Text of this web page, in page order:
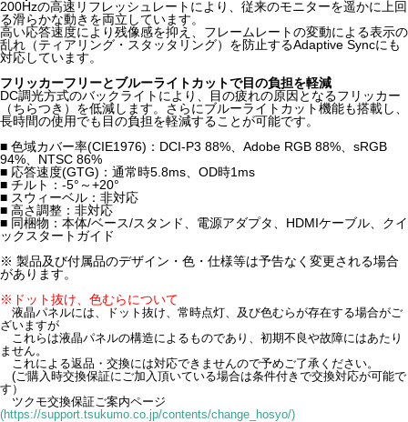
200Hzの高速リフレッシュレートにより、従来のモニターを遥かに上回
る滑らかな動きを両立しています。
高い応答速度により残像感を抑え、フレームレートの変動による表示の
乱れ（ティアリング・スタッタリング）を防止するAdaptive Syncにも
対応しています。
フリッカーフリーとブルーライトカットで目の負担を軽減
DC調光方式のバックライトにより、目の疲れの原因となるフリッカー
（ちらつき）を低減します。さらにブルーライトカット機能も搭載し、
長時間の使用でも目の負担を軽減することが可能です。
■ 色域カバー率(CIE1976)：DCI-P3 88%、Adobe RGB 88%、sRGB
94%、NTSC 86%
■ 応答速度(GTG)：通常時5.8ms、OD時1ms
■ チルト：-5°～+20°
■ スウィーベル：非対応
■ 高さ調整：非対応
■ 同梱物：本体/ベース/スタンド、電源アダプタ、HDMIケーブル、クイ
ックスタートガイド
※ 製品及び付属品のデザイン・色・仕様等は予告なく変更される場合
があります。
※ドット抜け、色むらについて
液晶パネルには、ドット抜け、常時点灯、及び色むらが存在する場合がご
ざいますが
これらは液晶パネルの構造によるものであり、初期不良や故障にはあたり
ません。
これによる返品・交換には対応できませんので予めご了承ください。
(ご購入時交換保証にご加入頂いている場合は条件付きで交換対応が可能で
す）
ツクモ交換保証ご案内ページ
(https://support.tsukumo.co.jp/contents/change_hosyo/)